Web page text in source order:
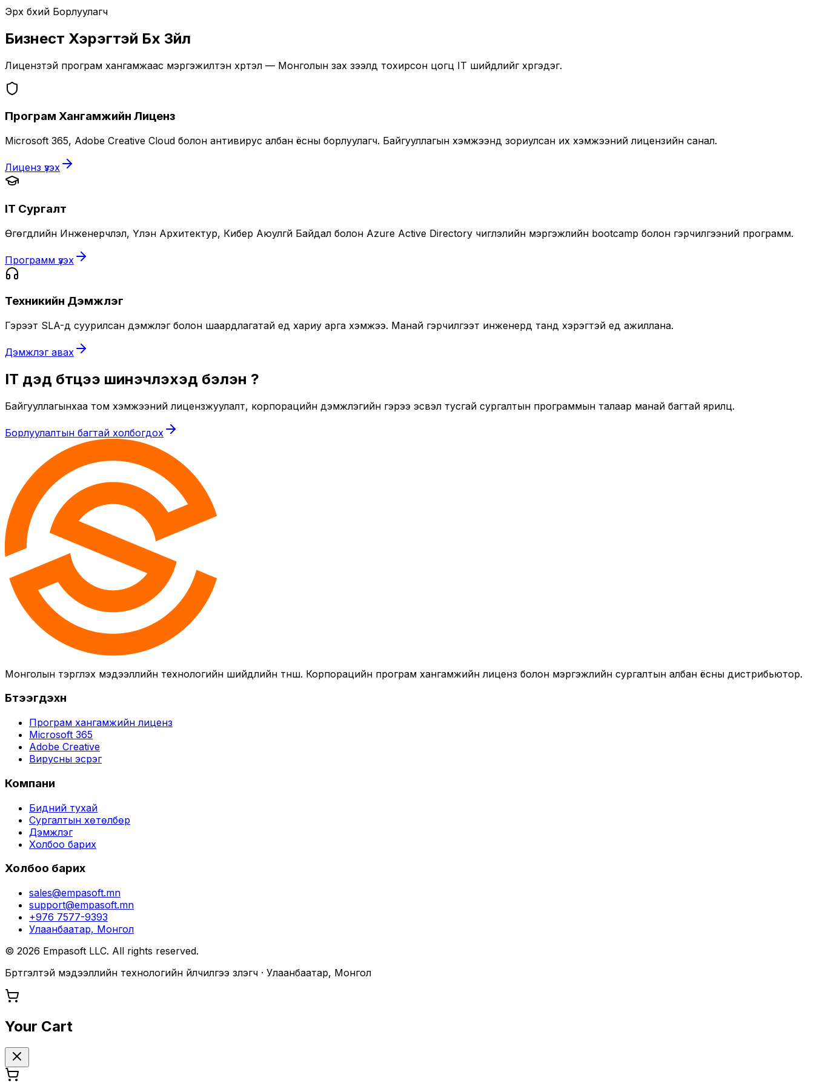
Эрх бүхий Борлуулагч
Бизнест Хэрэгтэй Бүх Зүйл
Лицензтэй програм хангамжаас мэргэжилтэн хүртэл — Монголын зах зээлд тохирсон цогц IT шийдлийг хүргэдэг.
Програм Хангамжийн Лиценз
Microsoft 365, Adobe Creative Cloud болон антивирус албан ёсны борлуулагч. Байгууллагын хэмжээнд зориулсан их хэмжээний лицензийн санал.
Лиценз үзэх
IT Сургалт
Өгөгдлийн Инженерчлэл, Үүлэн Архитектур, Кибер Аюулгүй Байдал болон Azure Active Directory чиглэлийн мэргэжлийн bootcamp болон гэрчилгээний программ.
Программ үзэх
Техникийн Дэмжлэг
Гэрээт SLA-д суурилсан дэмжлэг болон шаардлагатай үед хариу арга хэмжээ. Манай гэрчилгээт инженерүүд танд хэрэгтэй үед ажиллана.
Дэмжлэг авах
IT дэд бүтцээ шинэчлэхэд бэлэн үү?
Байгууллагынхаа том хэмжээний лицензжуулалт, корпорацийн дэмжлэгийн гэрээ эсвэл тусгай сургалтын программын талаар манай багтай ярилц.
Борлуулалтын багтай холбогдох
Монголын тэргүүлэх мэдээллийн технологийн шийдлийн түнш. Корпорацийн програм хангамжийн лиценз болон мэргэжлийн сургалтын албан ёсны дистрибьютор.
Бүтээгдэхүүн
Програм хангамжийн лиценз
Microsoft 365
Adobe Creative
Вирусны эсрэг
Компани
Бидний тухай
Сургалтын хөтөлбөр
Дэмжлэг
Холбоо барих
Холбоо барих
sales@empasoft.mn
support@empasoft.mn
+976 7577-9393
Улаанбаатар, Монгол
© 2026 Empasoft LLC. All rights reserved.
Бүртгэлтэй мэдээллийн технологийн үйлчилгээ үзүүлэгч · Улаанбаатар, Монгол
Your Cart